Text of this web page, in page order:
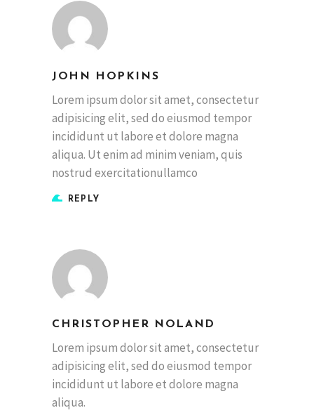
JOHN HOPKINS
Lorem ipsum dolor sit amet, consectetur
adipisicing elit, sed do eiusmod tempor
incididunt ut labore et dolore magna
aliqua. Ut enim ad minim veniam, quis
nostrud exercitationullamco
REPLY
CHRISTOPHER NOLAND
Lorem ipsum dolor sit amet, consectetur
adipisicing elit, sed do eiusmod tempor
incididunt ut labore et dolore magna
aliqua.